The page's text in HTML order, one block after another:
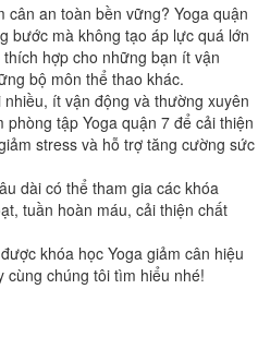
cân an toàn bền vững? Yoga quận
bước mà không tạo áp lực quá lớn
hợp cho những bạn ít vận
bộ môn thể thao khác.
ít vận động và thường xuyên
tập Yoga quận 7 để cải thiện
stress và hỗ trợ tăng cường sức
dài có thể tham gia các khóa
tuần hoàn máu, cải thiện chất
khóa học Yoga giảm cân hiệu
cùng chúng tôi tìm hiểu nhé!